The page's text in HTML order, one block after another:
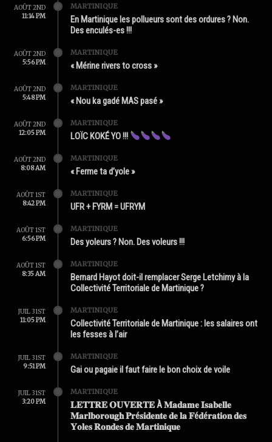
AOÛT 2ND
11:14 PM
MARTINIQUE
En Martinique les pollueurs sont des ordures ? Non.
Des enculés-es !!!
AOÛT 2ND
5:56 PM
MARTINIQUE
« Mérine rivers to cross »
AOÛT 2ND
5:48 PM
MARTINIQUE
« Nou ka gadé MAS pasé »
AOÛT 2ND
12:05 PM
MARTINIQUE
LOÏC KOKÉ YO !!!
AOÛT 2ND
8:08 AM
MARTINIQUE
« Ferme ta d’yole »
AOÛT 1ST
8:42 PM
MARTINIQUE
UFR + FYRM = UFRYM
AOÛT 1ST
6:56 PM
MARTINIQUE
Des yoleurs ? Non. Des voleurs !!!
AOÛT 1ST
8:35 AM
MARTINIQUE
Bernard Hayot doit-il remplacer Serge Letchimy à la
Collectivité Territoriale de Martinique ?
JUIL 31ST
11:05 PM
MARTINIQUE
Collectivité Territoriale de Martinique : les salaires ont
les fesses à l’air
JUIL 31ST
9:51 PM
MARTINIQUE
Gai ou pagaie il faut faire le bon choix de voile
JUIL 31ST
3:20 PM
MARTINIQUE
𝐋𝐄𝐓𝐓𝐑𝐄 𝐎𝐔𝐕𝐄𝐑𝐓𝐄 À 𝐌𝐚𝐝𝐚𝐦𝐞 𝐈𝐬𝐚𝐛𝐞𝐥𝐥𝐞
𝐌𝐚𝐫𝐥𝐛𝐨𝐫𝐨𝐮𝐠𝐡 𝐏𝐫é𝐬𝐢𝐝𝐞𝐧𝐭𝐞 𝐝𝐞 𝐥𝐚 𝐅é𝐝é𝐫𝐚𝐭𝐢𝐨𝐧 𝐝𝐞𝐬
𝐘𝐨𝐥𝐞𝐬 𝐑𝐨𝐧𝐝𝐞𝐬 𝐝𝐞 𝐌𝐚𝐫𝐭𝐢𝐧𝐢𝐪𝐮𝐞